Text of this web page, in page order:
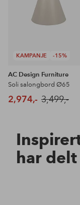
KAMPANJE -15%
AC Design Furniture
Soli salongbord Ø65
2,974,- 3,499,-
har